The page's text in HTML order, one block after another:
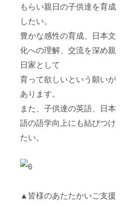
もらい親日の子供達を育成
したい。
豊かな感性の育成、日本文
化への理解、交流を深め親
日家として
育って欲しいという願いが
あります。
また、子供達の英語、日本
語の語学向上にも結びつけ
たい。
▲皆様のあたたかいご支援